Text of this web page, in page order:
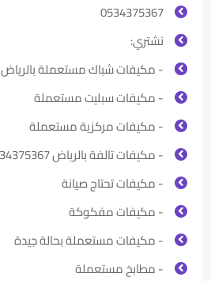
0534375367
نشتري:
- مكيفات شباك مستعملة بالرياض
- مكيفات سبليت مستعملة
- مكيفات مركزية مستعملة
- مكيفات تالفة بالرياض 0534375367
- مكيفات تحتاج صيانة
- مكيفات مفكوكة
- مكيفات مستعملة بحالة جيدة
- مطابخ مستعملة